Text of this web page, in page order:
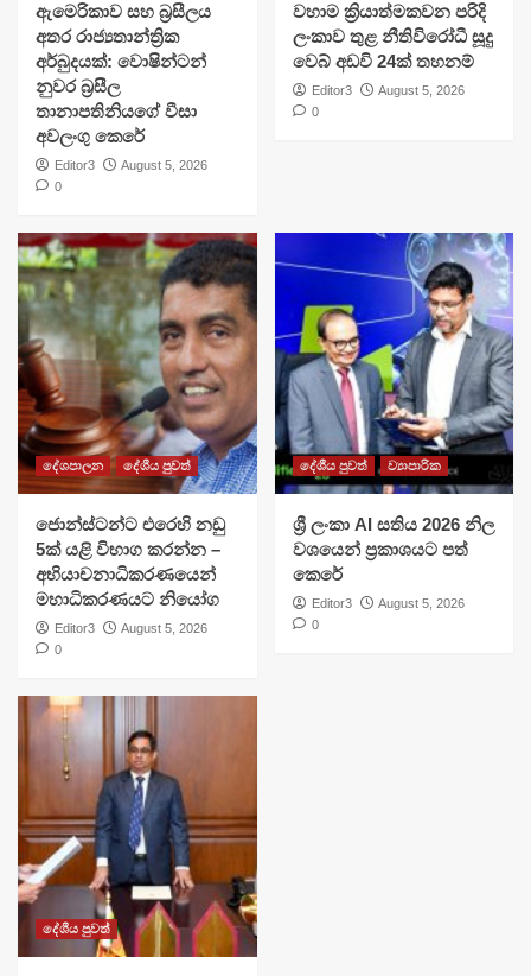
ඇමෙරිකාව සහ බ්‍රසීලය
අතර රාජ්‍යතාන්ත්‍රික
අර්බුදයක්: වොෂින්ටන්
නුවර බ්‍රසීල
තානාපතිනියගේ වීසා
අවලංගු කෙරේ
Editor3
August 5, 2026
0
වහාම ක්‍රියාත්මකවන පරිදි
ලංකාව තුළ නීතිවිරෝධී සූදු
වෙබ් අඩවි 24ක් තහනම්
Editor3
August 5, 2026
0
දේශපාලන දේශීය පුවත්
ජොන්ස්ටන්ට එරෙහි නඩු
5ක් යළි විභාග කරන්න –
අභියාචනාධිකරණයෙන්
මහාධිකරණයට නියෝග
Editor3
August 5, 2026
0
දේශීය පුවත් ව්‍යාපාරික
ශ්‍රී ලංකා AI සතිය 2026 නිල
වශයෙන් ප්‍රකාශයට පත්
කෙරේ
Editor3
August 5, 2026
0
දේශීය පුවත්